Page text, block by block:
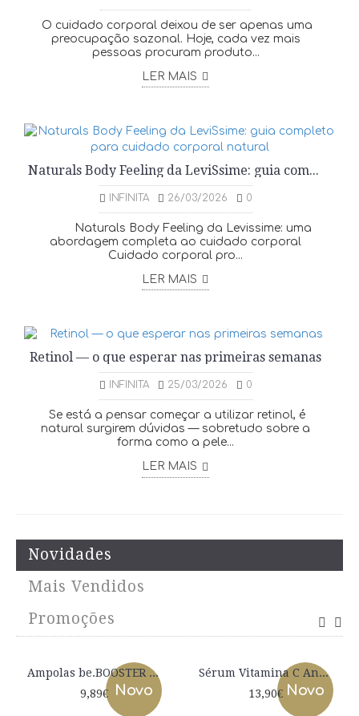
O cuidado corporal deixou de ser apenas uma
preocupação sazonal. Hoje, cada vez mais
pessoas procuram produto...
LER MAIS
Naturals Body Feeling da LeviSsime: guia completo para cuidado corporal natural
INFINITA 26/03/2026 0
Naturals Body Feeling da Levissime: uma
abordagem completa ao cuidado corporal
Cuidado corporal pro...
LER MAIS
Retinol — o que esperar nas primeiras semanas
INFINITA 25/03/2026 0
Se está a pensar começar a utilizar retinol, é
natural surgirem dúvidas — sobretudo sobre a
forma como a pele...
LER MAIS
Novidades
Mais Vendidos
Promoções
Novo
Ampolas be.BOOSTER Armony+ LevisSime 6x3ml
9,89€
Novo
Sérum Vitamina C Antioxidante Levissime Vita C Splendor 50ml | Ácido Ferúlico + Niacinamida
13,90€